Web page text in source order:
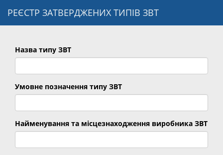
РЕЄСТР ЗАТВЕРДЖЕНИХ ТИПІВ ЗВТ
Назва типу ЗВТ
Умовне позначення типу ЗВТ
Найменування та місцезнаходження виробника ЗВТ